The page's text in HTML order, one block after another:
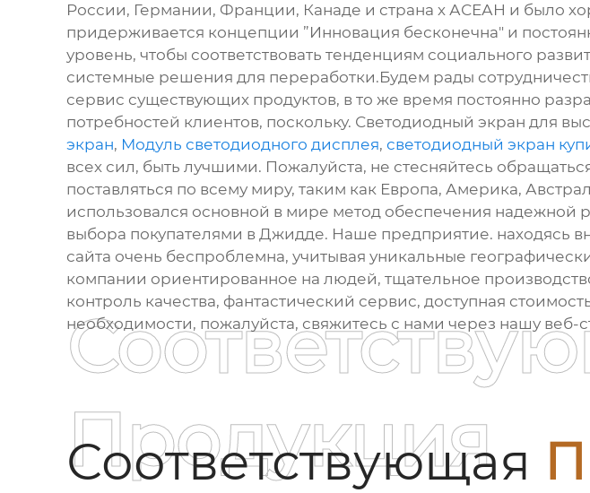
России, Германии, Франции, Канаде и страна х АСЕАН и было
придерживается концепции ”Инновация бесконечна" и
уровень, чтобы соответствовать тенденциям социального
системные решения для переработки.Будем рады
сервис существующих продуктов, в то же время постоянно
потребностей клиентов, поскольку. Светодиодный экран для
экран, Модуль светодиодного дисплея, светодиодный экран
всех сил, быть лучшими. Пожалуйста, не стесняйтесь
поставляться по всему миру, таким как Европа, Америка,
использовался основной в мире метод обеспечения надежной
выбора покупателями в Джидде. Наше предприятие. находясь
сайта очень беспроблемна, учитывая уникальные
компании ориентированное на людей, тщательное
контроль качества, фантастический сервис, доступная
необходимости, пожалуйста, свяжитесь с нами через нашу веб-
Соответствующая
Продукция